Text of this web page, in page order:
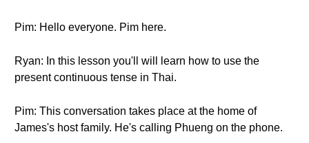
Pim: Hello everyone. Pim here.
Ryan: In this lesson you'll will learn how to use the
present continuous tense in Thai.
Pim: This conversation takes place at the home of
James's host family. He's calling Phueng on the phone.